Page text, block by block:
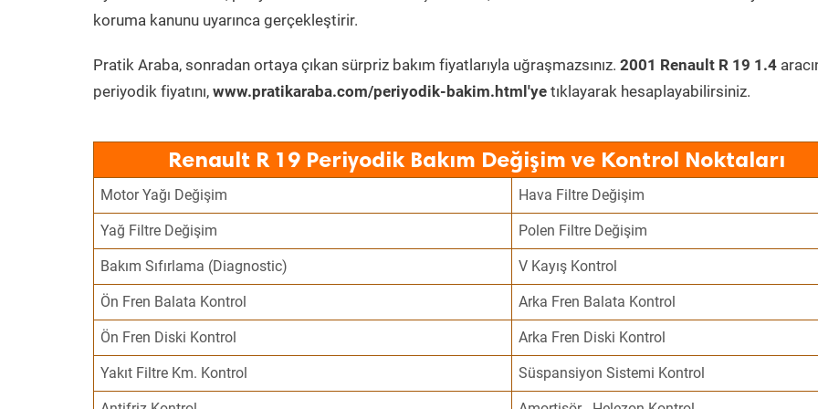
koruma kanunu uyarınca gerçekleştirir.
Pratik Araba, sonradan ortaya çıkan sürpriz bakım fiyatlarıyla uğraşmazsınız. 2001 Renault R 19 1.4
periyodik fiyatını, www.pratikaraba.com/periyodik-bakim.html'ye tıklayarak hesaplayabilirsiniz.
Renault R 19 Periyodik Bakım Değişim ve Kontrol Noktaları
Motor Yağı Değişim Hava Filtre Değişim
Yağ Filtre Değişim Polen Filtre Değişim
Bakım Sıfırlama (Diagnostic) V Kayış Kontrol
Ön Fren Balata Kontrol Arka Fren Balata Kontrol
Ön Fren Diski Kontrol Arka Fren Diski Kontrol
Yakıt Filtre Km. Kontrol Süspansiyon Sistemi Kontrol